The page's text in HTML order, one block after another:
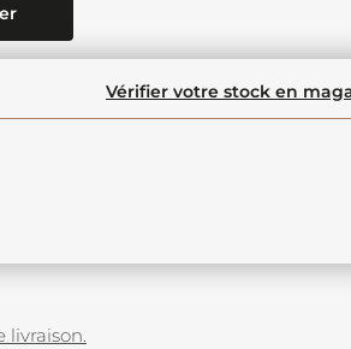
Vérifier votre stock en
livraison.